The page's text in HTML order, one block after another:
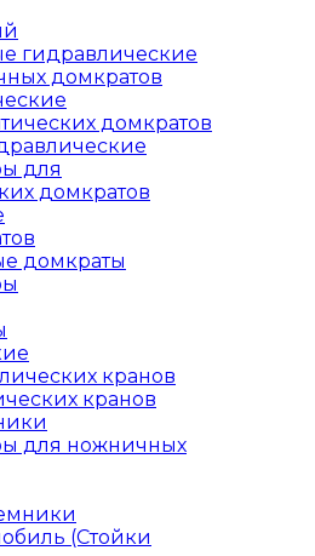
гидравлические
домкратов
домкратов
для
домкратов
домкраты
кранов
кранов
для ножничных
(Стойки